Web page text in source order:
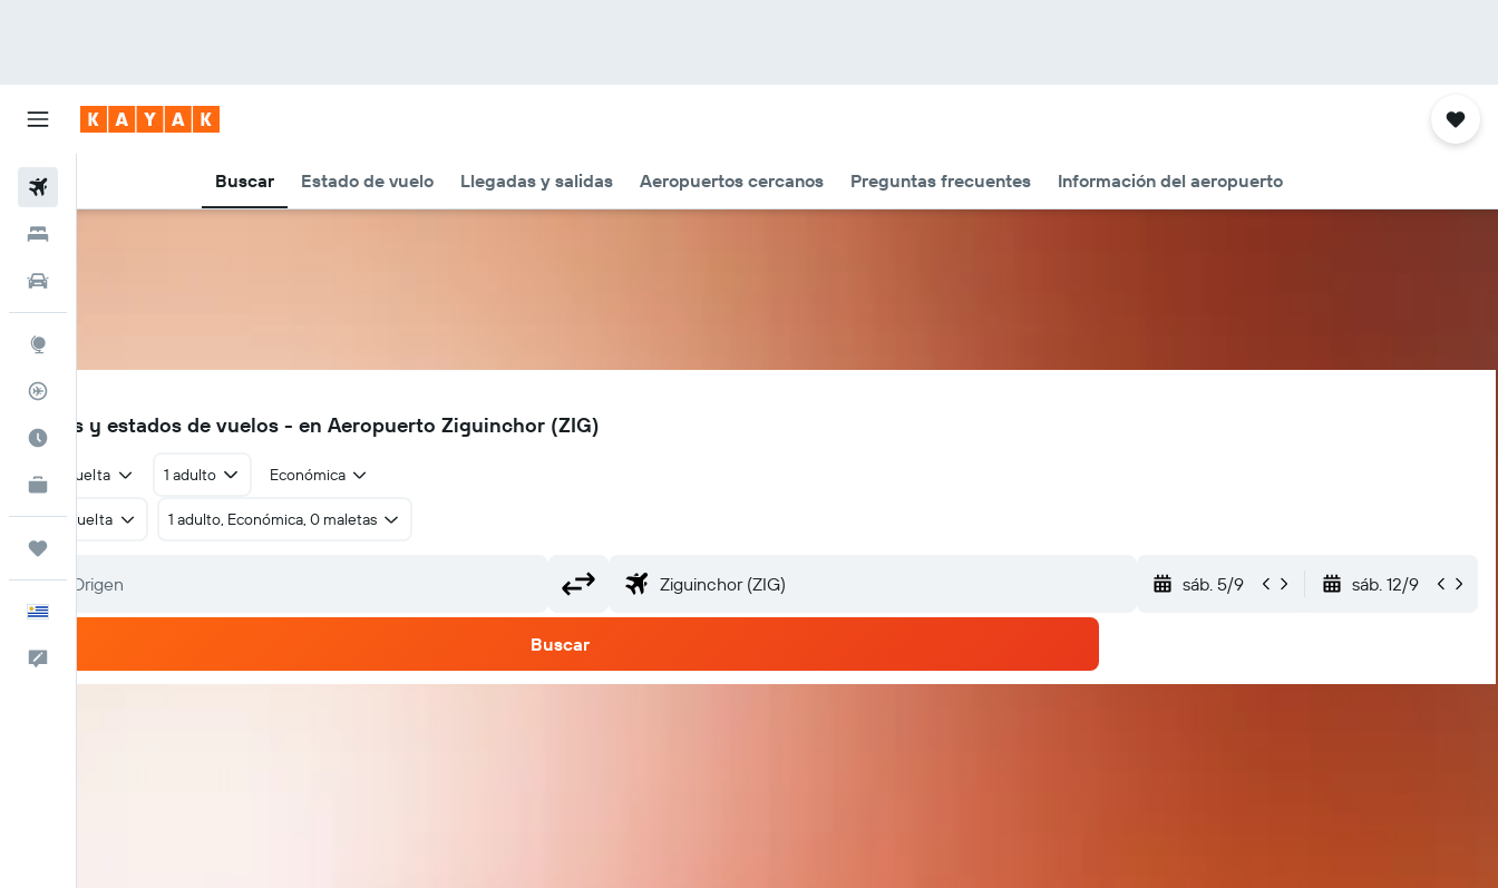
Buscar Estado de vuelo Llegadas y salidas Aeropuertos cercanos Preguntas frecuentes Información del aeropuerto
Cuándo ir
KAYAK for Business
NUEVO
ZIG
Vuelos y estados de vuelos - en Aeropuerto Ziguinchor (ZIG)
Ida y vuelta 1 adulto Económica
Ida y vuelta 1 adulto, Económica, 0 maletas
sáb. 5/9 sáb. 12/9
Buscar